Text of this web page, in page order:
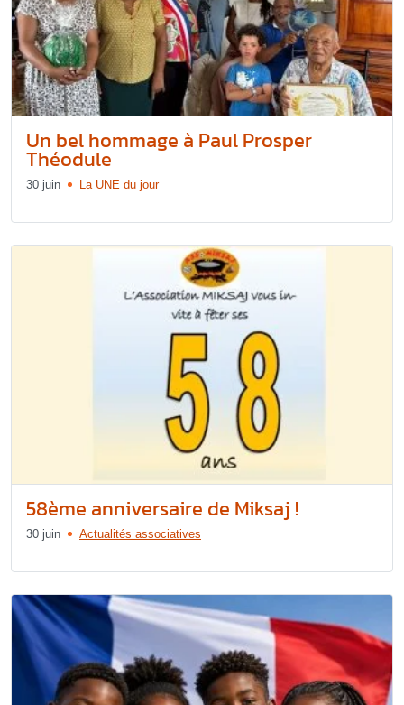
Un bel hommage à Paul Prosper
Théodule
30 juin La UNE du jour
58ème anniversaire de Miksaj !
30 juin Actualités associatives